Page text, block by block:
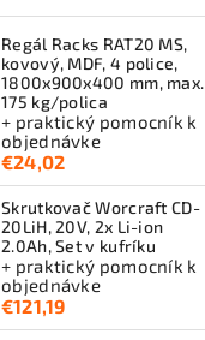
Regál Racks RAT20 MS,
kovový, MDF, 4 police,
1800x900x400 mm, max.
175 kg/polica
+ praktický pomocník k
objednávke
€24,02
Skrutkovač Worcraft CD-
20LiH, 20V, 2x Li-ion
2.0Ah, Set v kufríku
+ praktický pomocník k
objednávke
€121,19